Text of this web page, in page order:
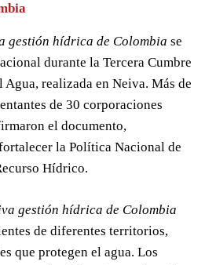
gestión hídrica de Colombia se
durante la Tercera Cumbre
Agua, realizada en Neiva. Más de
de 30 corporaciones
el documento,
la Política Nacional de
Hídrico.
gestión hídrica de Colombia
de diferentes territorios,
que protegen el agua. Los